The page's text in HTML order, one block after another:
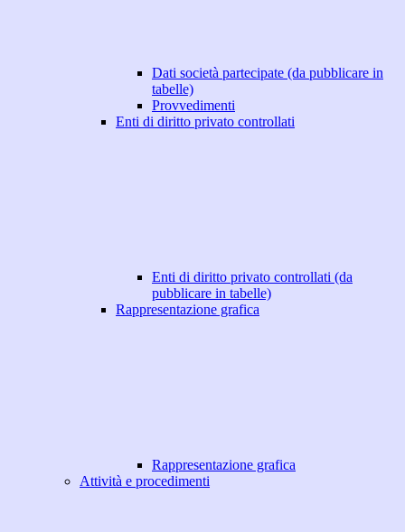
Dati società partecipate (da pubblicare in
tabelle)
Provvedimenti
Enti di diritto privato controllati
Enti di diritto privato controllati (da
pubblicare in tabelle)
Rappresentazione grafica
Rappresentazione grafica
Attività e procedimenti